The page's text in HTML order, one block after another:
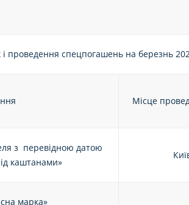
проведення спецпогашень на березнь
Місце
з перевідною датою
каштанами»
марка»